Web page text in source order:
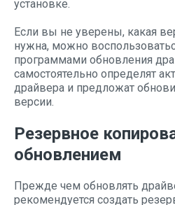
установке.
Если вы не уверены, какая
нужна, можно
программами обновления
самостоятельно определят
драйвера и предложат
версии.
Резервное
обновлением
Прежде чем обновлять
рекомендуется создать